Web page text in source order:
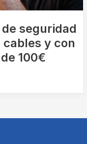
seguridad
y con
100€